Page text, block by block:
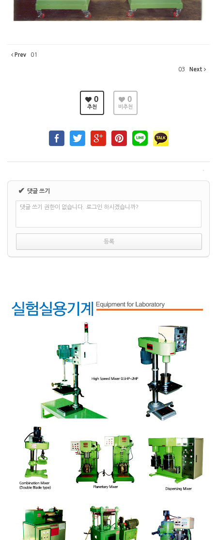
Prev 01
03 Next
0
추천
0
비추천
✔ 댓글 쓰기
댓글 쓰기 권한이 없습니다. 로그인 하시겠습니까?